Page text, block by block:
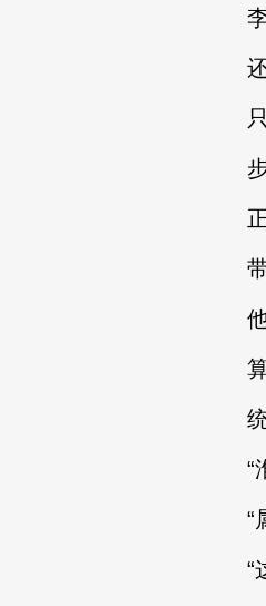
李
还有
只
步
正
带
他虽
算
统
“淮
“属
“这